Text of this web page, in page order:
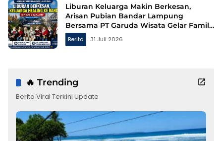
Liburan Keluarga Makin Berkesan,
Arisan Pubian Bandar Lampung
Bersama PT Garuda Wisata Gelar Family
Gathering ke Bandung
Berita 31 Juli 2026
🔥 Trending
Berita Viral Terkini Update